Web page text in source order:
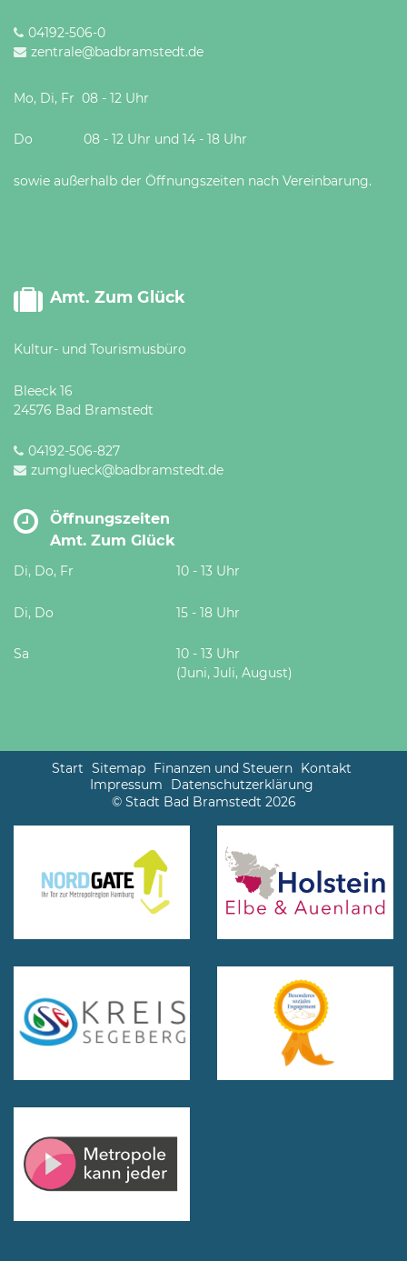
04192-506-0
zentrale@badbramstedt.de
Mo, Di, Fr 08 - 12 Uhr
Do 08 - 12 Uhr und 14 - 18 Uhr
sowie außerhalb der Öffnungszeiten nach Vereinbarung.
Amt. Zum Glück
Kultur- und Tourismusbüro
Bleeck 16
24576 Bad Bramstedt
04192-506-827
zumglueck@badbramstedt.de
Öffnungszeiten
Amt. Zum Glück
Di, Do, Fr 10 - 13 Uhr
Di, Do 15 - 18 Uhr
Sa
10 - 13 Uhr
(Juni, Juli, August)
Start Sitemap Finanzen und Steuern Kontakt
Impressum
Datenschutzerklärung
© Stadt Bad Bramstedt 2026